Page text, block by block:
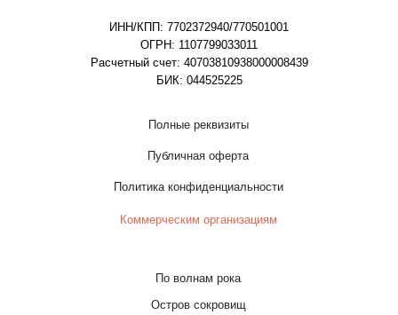
ИНН/КПП: 7702372940/770501001
ОГРН: 1107799033011
Расчетный счет: 40703810938000008439
БИК: 044525225
Полные реквизиты
Публичная оферта
Политика конфиденциальности
По волнам рока
Остров сокровищ
Коммерческим организациям